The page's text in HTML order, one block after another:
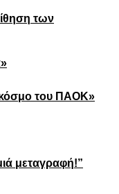
των
κόσμο του ΠΑΟΚ»
μεταγραφή!”